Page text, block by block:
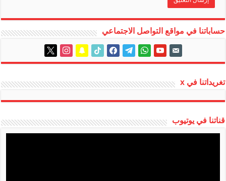
حساباتنا في مواقع التواصل الاجتماعي
email-
alt
youtube
whatsapp
telegram
facebook
tiktok
snapchat
instagram
x
تغريداتنا في x
قناتنا في يوتيوب